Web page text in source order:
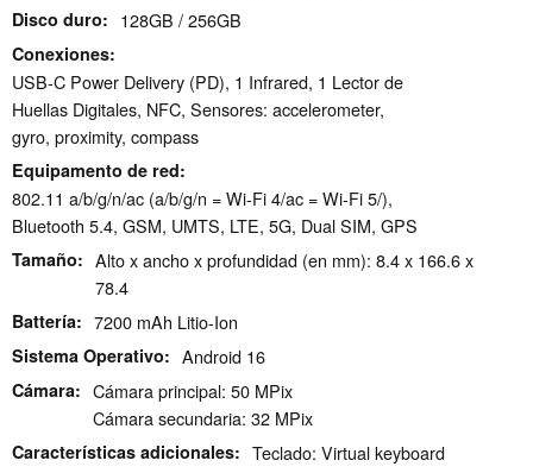
Disco duro 128GB / 256GB
Conexiones
USB-C Power Delivery (PD), 1 Infrared, 1 Lector de
Huellas Digitales, NFC, Sensores: accelerometer,
gyro, proximity, compass
Equipamento de red
802.11 a/b/g/n/ac (a/b/g/n = Wi-Fi 4/ac = Wi-Fi 5/),
Bluetooth 5.4, GSM, UMTS, LTE, 5G, Dual SIM, GPS
Tamaño
Alto x ancho x profundidad (en mm): 8.4 x 166.6 x
78.4
Battería 7200 mAh Litio-Ion
Sistema Operativo Android 16
Cámara
Cámara principal: 50 MPix
Cámara secundaria: 32 MPix
Características adicionales Teclado: Virtual keyboard